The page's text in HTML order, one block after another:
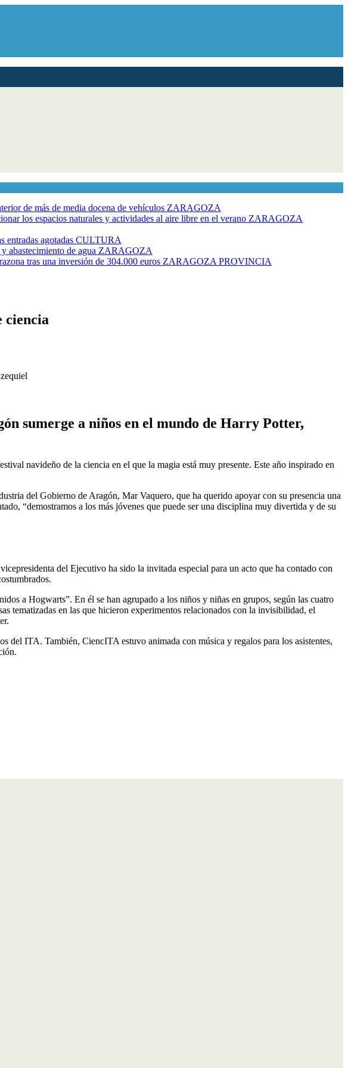
de más de media docena de vehículos ZARAGOZA
los espacios naturales y actividades al aire libre en el verano ZARAGOZA
entradas agotadas CULTURA
abastecimiento de agua ZARAGOZA
tras una inversión de 304.000 euros ZARAGOZA PROVINCIA
ciencia
sumerge a niños en el mundo de Harry Potter,
navideño de la ciencia en el que la magia está muy presente. Este año inspirado en
del Gobierno de Aragón, Mar Vaquero, que ha querido apoyar con su presencia una
“demostramos a los más jóvenes que puede ser una disciplina muy divertida y de su
del Ejecutivo ha sido la invitada especial para un acto que ha contado con
a Hogwarts”. En él se han agrupado a los niños y niñas en grupos, según las cuatro
tematizadas en las que hicieron experimentos relacionados con la invisibilidad, el
del ITA. También, CiencITA estuvo animada con música y regalos para los asistentes,